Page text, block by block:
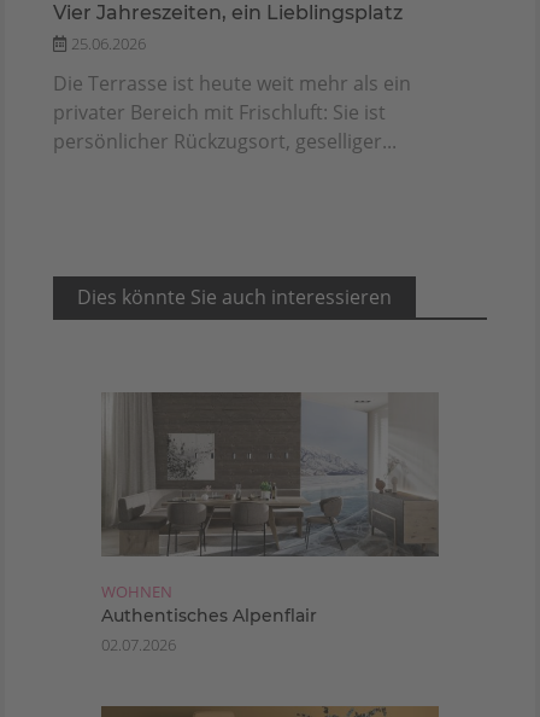
Vier Jahreszeiten, ein Lieblingsplatz
25.06.2026
Die Terrasse ist heute weit mehr als ein
privater Bereich mit Frischluft: Sie ist
persönlicher Rückzugsort, geselliger...
Dies könnte Sie auch interessieren
WOHNEN
Authentisches Alpenflair
02.07.2026